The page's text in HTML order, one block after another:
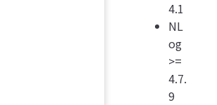
4.1
NL
og
>=
4.7.
9